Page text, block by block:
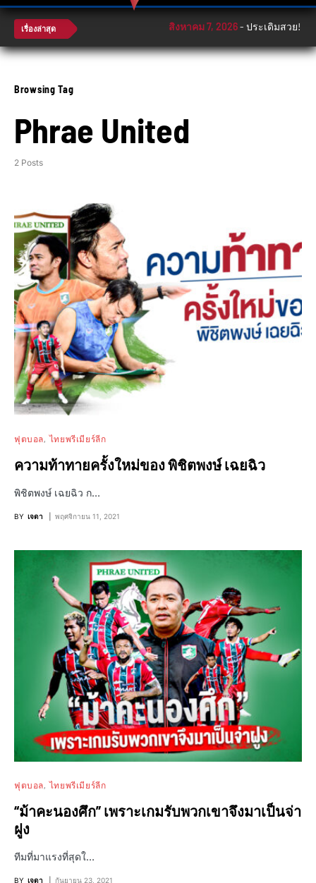
เรื่องล่าสุด สิงหาคม 7, 2026-ประเดิมสวย! ไท
Browsing Tag
Phrae United
2 Posts
ฟุตบอล ไทยพรีเมียร์ลีก
ความท้าทายครั้งใหม่ของ พิชิตพงษ์ เฉยฉิว
พิชิตพงษ์ เฉยฉิว ก…
BY เจดา พฤศจิกายน 11, 2021
ฟุตบอล ไทยพรีเมียร์ลีก
“ม้าคะนองศึก” เพราะเกมรับพวกเขาจึงมาเป็นจ่า
ฝูง
ทีมที่มาแรงที่สุดใ…
BY เจดา กันยายน 23, 2021